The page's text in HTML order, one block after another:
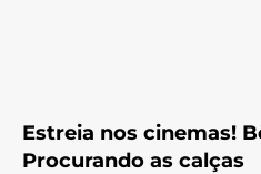
Estreia nos cinemas!
Procurando as calças